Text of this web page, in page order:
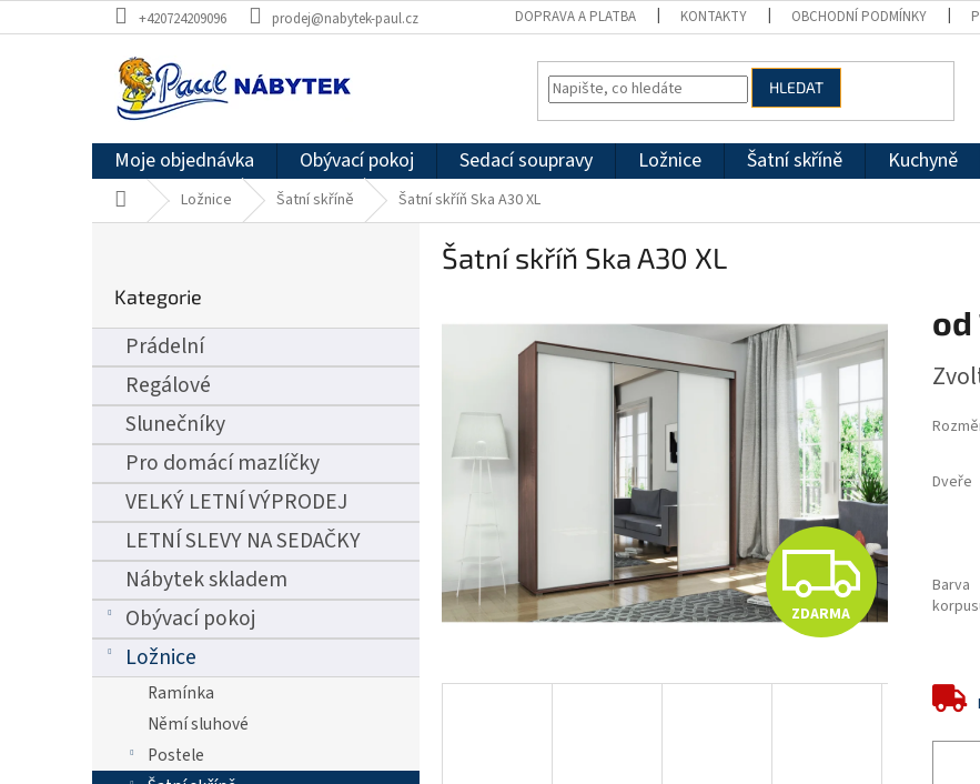
na
+420724209096 prodej@nabytek-paul.cz DOPRAVA A PLATBA KONTAKTY OBCHODNÍ PODMÍNKY
HLEDAT
Moje objednávka Obývací pokoj Sedací soupravy Ložnice Šatní skříně Kuchyně
Domů Ložnice Šatní skříně Šatní skříň Ska A30 XL
r
n
p
a
e
kategorie
Kategorie
Prádelní
Regálové
Slunečníky
Pro domácí mazlíčky
VELKÝ LETNÍ VÝPRODEJ
LETNÍ SLEVY NA SEDAČKY
Nábytek skladem
Obývací pokoj
Ložnice
Ramínka
Němí sluhové
Postele
Šatní skříň Ska A30 XL
Z
D
ZDARMA
od
cena:
Dveře
Barva